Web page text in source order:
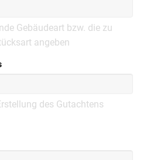
Gebäudeart bzw. die zu
angeben
des Gutachtens